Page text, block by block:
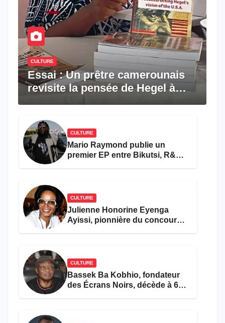
CULTURE
Essai : Un prêtre camerounais
revisite la pensée de Hegel à
CULTURE
Mario Raymond publie un
premier EP entre Bikutsi, R&B
CULTURE
Julienne Honorine Eyenga
Ayissi, pionnière du concours
CULTURE
Bassek Ba Kobhio, fondateur
des Écrans Noirs, décède à 69